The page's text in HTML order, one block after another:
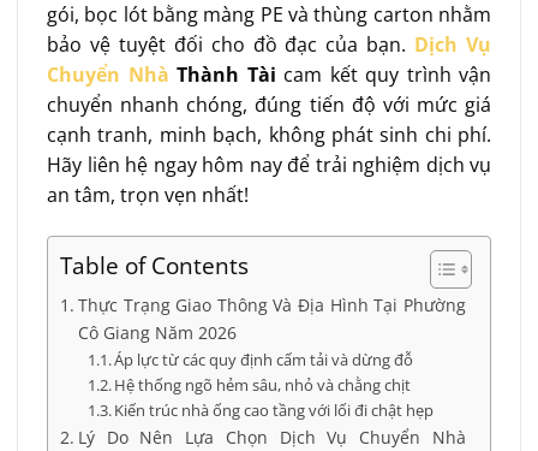
gói, bọc lót bằng màng PE và thùng carton nhằm
bảo vệ tuyệt đối cho đồ đạc của bạn. Dịch Vụ
Chuyển Nhà Thành Tài cam kết quy trình vận
chuyển nhanh chóng, đúng tiến độ với mức giá
cạnh tranh, minh bạch, không phát sinh chi phí.
Hãy liên hệ ngay hôm nay để trải nghiệm dịch vụ
an tâm, trọn vẹn nhất!
Table of Contents
Thực Trạng Giao Thông Và Địa Hình Tại Phường
Cô Giang Năm 2026
Áp lực từ các quy định cấm tải và dừng đỗ
Hệ thống ngõ hẻm sâu, nhỏ và chằng chịt
Kiến trúc nhà ống cao tầng với lối đi chật hẹp
Lý Do Nên Lựa Chọn Dịch Vụ Chuyển Nhà